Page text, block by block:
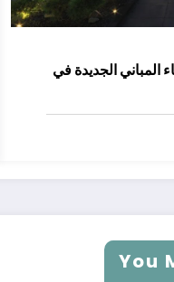
المباني الجديدة في
You